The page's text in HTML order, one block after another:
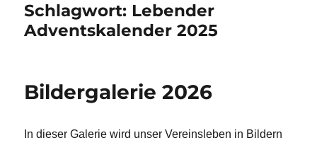
Schlagwort: Lebender
Adventskalender 2025
Bildergalerie 2026
In dieser Galerie wird unser Vereinsleben in Bildern